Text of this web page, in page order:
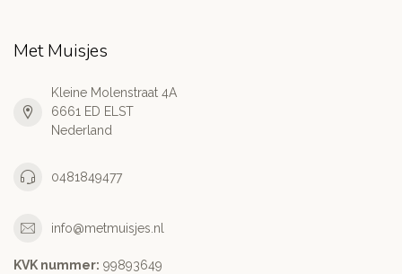
Met Muisjes
Kleine Molenstraat 4A
6661 ED ELST
Nederland
0481849477
info@metmuisjes.nl
KVK nummer: 99893649